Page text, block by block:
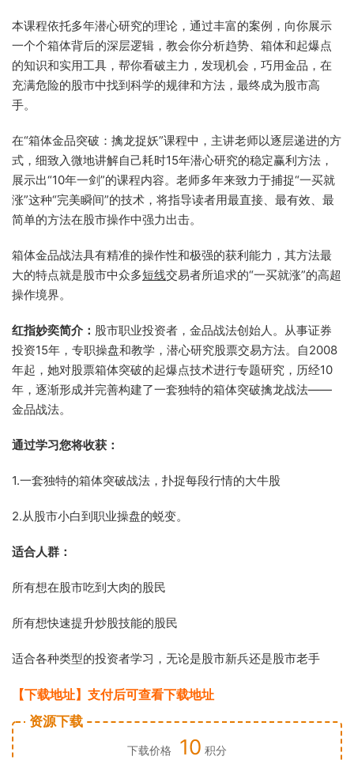
本课程依托多年潜心研究的理论，通过丰富的案例 ，向你展示
一个个箱体背后的深层逻辑，教会你分析趋势、箱体和起爆点
的知识和实用工具 ，帮你看破主力，发现机会，巧用金品，在
充满危险的股市中找到科学的规律和方法，最终成为股市高
手。
在“箱体金品突破：擒龙捉妖”课程中， 主讲老师以逐层递进的方
式，细致入微地讲解自己耗时15年潜心研究的稳定赢利方法，
展示出“10年一剑”的课程内容。老师多年来致力于捕捉“一买就
涨”这种“完美瞬间”的技术，将指导读者用最直接、最有效、最
简单的方法在股市操作中强力出击。
箱体金品战法具有精准的操作性和极强的获利能力，其方法最
大的特点就是股市中众多短线交易者所追求的“一买就涨”的高超
操作境界。
红指妙奕简介： 股市职业投资者，金品战法创始人。从事证券
投资15年 ，专职操盘和教学，潜心研究股票交易方法。自2008
年起，她对股票箱体突破的起爆点技术进行专题研究，历经10
年，逐渐形成并完善构建了一套独特的箱体突破擒龙战法——
金品战法。
通过学习您将收获：
1.一套独特的箱体突破战法，扑捉每段行情的大牛股
2.从股市小白到职业操盘的蜕变。
适合人群：
所有想在股市吃到大肉的股民
所有想快速提升炒股技能的股民
适合各种类型的投资者学习，无论是股市新兵还是股市老手
【下载地址】 支付后可查看下载地址
资源下载
下载价格 10 积分